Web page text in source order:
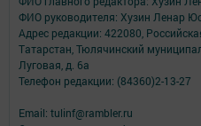
ФИО руководителя: Хузин Ленар
Адрес редакции: 422080,
Татарстан, Тюлячинский
Луговая, д. 6а
Телефон редакции: (84360)2-⁠13-⁠27
Email: tulinf@rambler.ru